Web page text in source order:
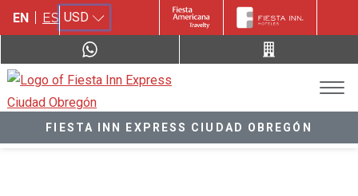
EN ES USD
FIESTA INN EXPRESS CIUDAD OBREGÓN